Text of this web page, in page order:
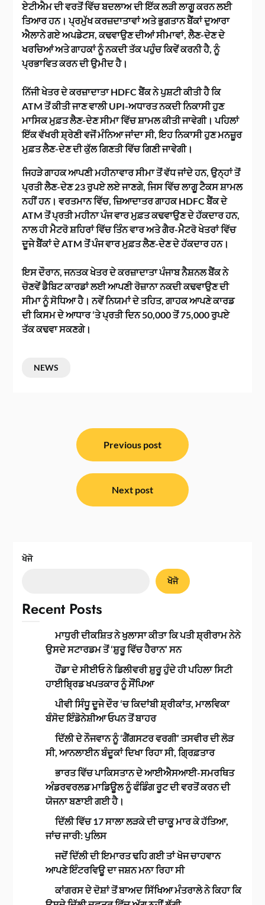
ਏਟੀਐਮ ਦੀ ਵਰਤੋਂ ਵਿੱਚ ਬਦਲਾਅ ਦੀ ਇੱਕ ਲੜੀ ਲਾਗੂ ਕਰਨ ਲਈ
ਤਿਆਰ ਹਨ। ਪ੍ਰਮੁੱਖ ਕਰਜ਼ਦਾਤਾਵਾਂ ਅਤੇ ਭੁਗਤਾਨ ਬੈਂਕਾਂ ਦੁਆਰਾ
ਐਲਾਨੇ ਗਏ ਅਪਡੇਟਸ, ਕਢਵਾਉਣ ਦੀਆਂ ਸੀਮਾਵਾਂ, ਲੈਣ-ਦੇਣ ਦੇ
ਖਰਚਿਆਂ ਅਤੇ ਗਾਹਕਾਂ ਨੂੰ ਨਕਦੀ ਤੱਕ ਪਹੁੰਚ ਕਿਵੇਂ ਕਰਨੀ ਹੈ, ਨੂੰ
ਪ੍ਰਭਾਵਿਤ ਕਰਨ ਦੀ ਉਮੀਦ ਹੈ।
ਨਿੱਜੀ ਖੇਤਰ ਦੇ ਕਰਜ਼ਾਦਾਤਾ HDFC ਬੈਂਕ ਨੇ ਪੁਸ਼ਟੀ ਕੀਤੀ ਹੈ ਕਿ
ATM ਤੋਂ ਕੀਤੀ ਜਾਣ ਵਾਲੀ UPI-ਅਧਾਰਤ ਨਕਦੀ ਨਿਕਾਸੀ ਹੁਣ
ਮਾਸਿਕ ਮੁਫ਼ਤ ਲੈਣ-ਦੇਣ ਸੀਮਾ ਵਿੱਚ ਸ਼ਾਮਲ ਕੀਤੀ ਜਾਵੇਗੀ। ਪਹਿਲਾਂ
ਇੱਕ ਵੱਖਰੀ ਸ਼੍ਰੇਣੀ ਵਜੋਂ ਮੰਨਿਆ ਜਾਂਦਾ ਸੀ, ਇਹ ਨਿਕਾਸੀ ਹੁਣ ਮਨਜ਼ੂਰ
ਮੁਫ਼ਤ ਲੈਣ-ਦੇਣ ਦੀ ਕੁੱਲ ਗਿਣਤੀ ਵਿੱਚ ਗਿਣੀ ਜਾਵੇਗੀ।
ਜਿਹੜੇ ਗਾਹਕ ਆਪਣੀ ਮਹੀਨਾਵਾਰ ਸੀਮਾ ਤੋਂ ਵੱਧ ਜਾਂਦੇ ਹਨ, ਉਨ੍ਹਾਂ ਤੋਂ
ਪ੍ਰਤੀ ਲੈਣ-ਦੇਣ 23 ਰੁਪਏ ਲਏ ਜਾਣਗੇ, ਜਿਸ ਵਿੱਚ ਲਾਗੂ ਟੈਕਸ ਸ਼ਾਮਲ
ਨਹੀਂ ਹਨ। ਵਰਤਮਾਨ ਵਿੱਚ, ਜ਼ਿਆਦਾਤਰ ਗਾਹਕ HDFC ਬੈਂਕ ਦੇ
ATM ਤੋਂ ਪ੍ਰਤੀ ਮਹੀਨਾ ਪੰਜ ਵਾਰ ਮੁਫ਼ਤ ਕਢਵਾਉਣ ਦੇ ਹੱਕਦਾਰ ਹਨ,
ਨਾਲ ਹੀ ਮੈਟਰੋ ਸ਼ਹਿਰਾਂ ਵਿੱਚ ਤਿੰਨ ਵਾਰ ਅਤੇ ਗੈਰ-ਮੈਟਰੋ ਖੇਤਰਾਂ ਵਿੱਚ
ਦੂਜੇ ਬੈਂਕਾਂ ਦੇ ATM ਤੋਂ ਪੰਜ ਵਾਰ ਮੁਫ਼ਤ ਲੈਣ-ਦੇਣ ਦੇ ਹੱਕਦਾਰ ਹਨ।
ਇਸ ਦੌਰਾਨ, ਜਨਤਕ ਖੇਤਰ ਦੇ ਕਰਜ਼ਾਦਾਤਾ ਪੰਜਾਬ ਨੈਸ਼ਨਲ ਬੈਂਕ ਨੇ
ਚੋਣਵੇਂ ਡੈਬਿਟ ਕਾਰਡਾਂ ਲਈ ਆਪਣੀ ਰੋਜ਼ਾਨਾ ਨਕਦੀ ਕਢਵਾਉਣ ਦੀ
ਸੀਮਾ ਨੂੰ ਸੋਧਿਆ ਹੈ। ਨਵੇਂ ਨਿਯਮਾਂ ਦੇ ਤਹਿਤ, ਗਾਹਕ ਆਪਣੇ ਕਾਰਡ
ਦੀ ਕਿਸਮ ਦੇ ਆਧਾਰ ‘ਤੇ ਪ੍ਰਤੀ ਦਿਨ 50,000 ਤੋਂ 75,000 ਰੁਪਏ
ਤੱਕ ਕਢਵਾ ਸਕਣਗੇ।
NEWS
Previous post
Next post
ਖੋਜੋ
ਖੋਜੋ
Recent Posts
ਮਾਧੁਰੀ ਦੀਕਸ਼ਿਤ ਨੇ ਖੁਲਾਸਾ ਕੀਤਾ ਕਿ ਪਤੀ ਸ਼੍ਰੀਰਾਮ ਨੇਨੇ
ਉਸਦੇ ਸਟਾਰਡਮ ਤੋਂ ‘ਸ਼ੁਰੂ ਵਿੱਚ ਹੈਰਾਨ’ ਸਨ
ਹੌਂਡਾ ਦੇ ਸੀਈਓ ਨੇ ਡਿਲੀਵਰੀ ਸ਼ੁਰੂ ਹੁੰਦੇ ਹੀ ਪਹਿਲਾ ਸਿਟੀ
ਹਾਈਬ੍ਰਿਡ ਖਪਤਕਾਰ ਨੂੰ ਸੌਂਪਿਆ
ਪੀਵੀ ਸਿੰਧੂ ਦੂਜੇ ਦੌਰ ‘ਚ ਕਿਦਾਂਬੀ ਸ਼੍ਰੀਕਾਂਤ, ਮਾਲਵਿਕਾ
ਬੰਸੋਦ ਇੰਡੋਨੇਸ਼ੀਆ ਓਪਨ ਤੋਂ ਬਾਹਰ
ਦਿੱਲੀ ਦੇ ਨੌਜਵਾਨ ਨੂੰ ‘ਗੈਂਗਸਟਰ ਵਰਗੀ’ ਤਸਵੀਰ ਦੀ ਲੋੜ
ਸੀ, ਆਨਲਾਈਨ ਬੰਦੂਕਾਂ ਦਿਖਾ ਰਿਹਾ ਸੀ, ਗ੍ਰਿਫ਼ਤਾਰ
ਭਾਰਤ ਵਿੱਚ ਪਾਕਿਸਤਾਨ ਦੇ ਆਈਐਸਆਈ-ਸਮਰਥਿਤ
ਅੰਡਰਵਰਲਡ ਮਾਡਿਊਲ ਨੂੰ ਫੰਡਿੰਗ ਰੂਟ ਦੀ ਵਰਤੋਂ ਕਰਨ ਦੀ
ਯੋਜਨਾ ਬਣਾਈ ਗਈ ਹੈ।
ਦਿੱਲੀ ਵਿੱਚ 17 ਸਾਲਾ ਲੜਕੇ ਦੀ ਚਾਕੂ ਮਾਰ ਕੇ ਹੱਤਿਆ,
ਜਾਂਚ ਜਾਰੀ: ਪੁਲਿਸ
ਜਦੋਂ ਦਿੱਲੀ ਦੀ ਇਮਾਰਤ ਢਹਿ ਗਈ ਤਾਂ ਖੋਜ ਚਾਹਵਾਨ
ਆਪਣੇ ਇੰਟਰਵਿਊ ਦਾ ਜਸ਼ਨ ਮਨਾ ਰਿਹਾ ਸੀ
ਕਾਂਗਰਸ ਦੇ ਦੋਸ਼ਾਂ ਤੋਂ ਬਾਅਦ ਸਿੱਖਿਆ ਮੰਤਰਾਲੇ ਨੇ ਕਿਹਾ ਕਿ